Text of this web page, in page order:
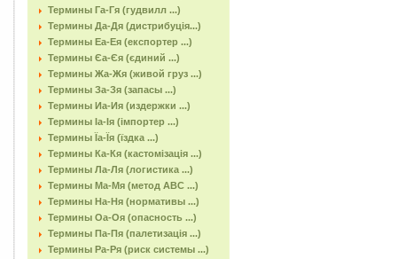
Термины Га-Гя (гудвилл ...)
Термины Да-Дя (дистрибуція...)
Термины Еа-Ея (експортер ...)
Термины Єа-Єя (єдиний ...)
Термины Жа-Жя (живой груз ...)
Термины За-Зя (запасы ...)
Термины Иа-Ия (издержки ...)
Термины Іа-Ія (імпортер ...)
Термины Їа-Їя (їздка ...)
Термины Ка-Кя (кастомізація ...)
Термины Ла-Ля (логистика ...)
Термины Ма-Мя (метод АВС ...)
Термины На-Ня (нормативы ...)
Термины Оа-Оя (опасность ...)
Термины Па-Пя (палетизація ...)
Термины Ра-Ря (риск системы ...)